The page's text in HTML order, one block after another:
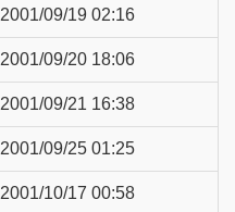
2001/09/19 02:16
2001/09/20 18:06
2001/09/21 16:38
2001/09/25 01:25
2001/10/17 00:58